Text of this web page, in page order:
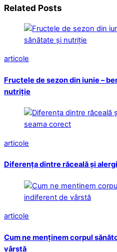
Related Posts
articole
Fructele de sezon din iunie –
nutriție
articole
Diferența dintre răceală și
articole
Cum ne menținem corpul
vârstă